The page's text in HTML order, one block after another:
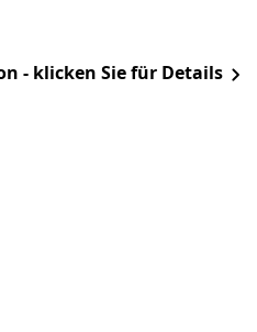
- klicken Sie für Details